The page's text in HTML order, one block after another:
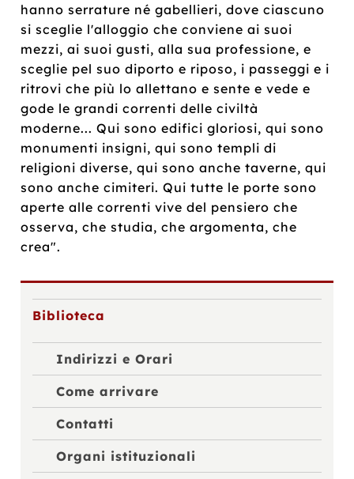
hanno serrature né gabellieri, dove ciascuno
si sceglie l'alloggio che conviene ai suoi
mezzi, ai suoi gusti, alla sua professione, e
sceglie pel suo diporto e riposo, i passeggi e i
ritrovi che più lo allettano e sente e vede e
gode le grandi correnti delle civiltà
moderne... Qui sono edifici gloriosi, qui sono
monumenti insigni, qui sono templi di
religioni diverse, qui sono anche taverne, qui
sono anche cimiteri. Qui tutte le porte sono
aperte alle correnti vive del pensiero che
osserva, che studia, che argomenta, che
crea".
Biblioteca
Indirizzi e Orari
Come arrivare
Contatti
Organi istituzionali